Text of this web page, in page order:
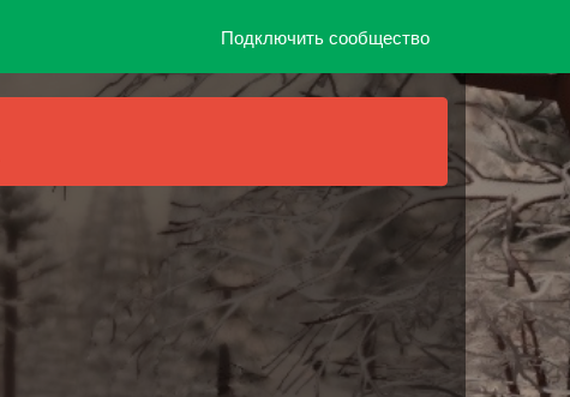
Подключить сообщество